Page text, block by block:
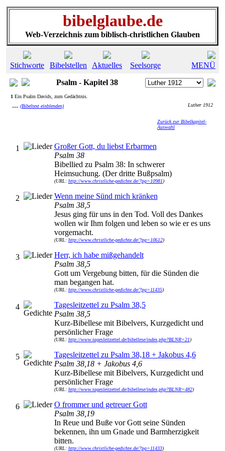
bibelglaube.de
Web-Verzeichnis zum biblisch-christlichen Glauben
Stichworte Bibelstellen Aktuelles Seelsorge
MENÜ
Psalm - Kapitel 38
1 Ein Psalm Davids, zum Gedächtnis.
... (Bibeltext einblenden) Luther 1912
Zurück zur Bibelkapitel-
Auswahl
1
Großer Gott, du liebst Erbarmen
Psalm 38
Bibellied zu Psalm 38: In schwerer
Heimsuchung. (Der dritte Bußpsalm)
(URL: http://www.christliche-gedichte.de/?pg=10981)
2
Wenn meine Sünd mich kränken
Psalm 38,5
Jesus ging für uns in den Tod. Voll des Dankes
wollen wir Ihm folgen und leben so wie er es uns
vorgemacht.
(URL: http://www.christliche-gedichte.de/?pg=10612)
3
Herr, ich habe mißgehandelt
Psalm 38,5
Gott um Vergebung bitten, für die Sünden die
man begangen hat.
(URL: http://www.christliche-gedichte.de/?pg=11435)
4
Tagesleitzettel zu Psalm 38,5
Psalm 38,5
Kurz-Bibellese mit Bibelvers, Kurzgedicht und
persönlicher Frage
(URL: http://www.tagesleitzettel.de/bibellese/index.php?BLNR=21)
5
Tagesleitzettel zu Psalm 38,18 + Jakobus 4,6
Psalm 38,18 + Jakobus 4,6
Kurz-Bibellese mit Bibelvers, Kurzgedicht und
persönlicher Frage
(URL: http://www.tagesleitzettel.de/bibellese/index.php?BLNR=482)
6
O frommer und getreuer Gott
Psalm 38,19
In Reue und Buße vor Gott seine Sünden
bekennen, ihn um Gnade und Barmherzigkeit
bitten.
(URL: http://www.christliche-gedichte.de/?pg=11433)